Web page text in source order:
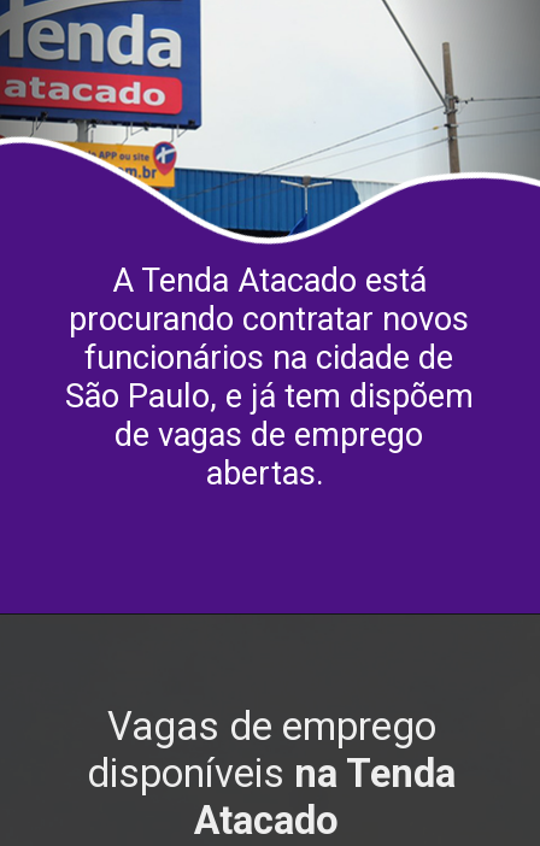
A Tenda Atacado está
procurando contratar novos
funcionários na cidade de
São Paulo, e já tem dispõem
de vagas de emprego
abertas.
Vagas de emprego
disponíveis na Tenda
Atacado